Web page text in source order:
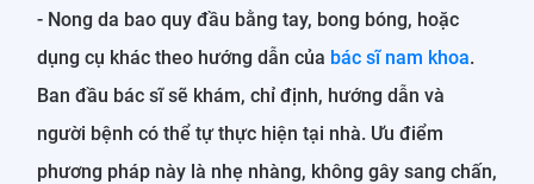
- Nong da bao quy đầu bằng tay, bong bóng, hoặc
dụng cụ khác theo hướng dẫn của bác sĩ nam khoa.
Ban đầu bác sĩ sẽ khám, chỉ định, hướng dẫn và
người bệnh có thể tự thực hiện tại nhà. Ưu điểm
phương pháp này là nhẹ nhàng, không gây sang chấn,